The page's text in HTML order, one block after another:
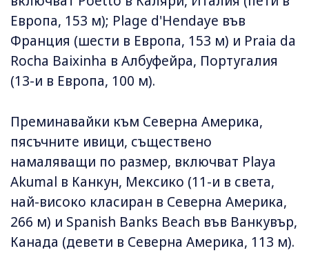
Европа, 153 м); Plage d'Hendaye във
Франция (шести в Европа, 153 м) и Praia da
Rocha Baixinha в Албуфейра, Португалия
(13-и в Европа, 100 м).
Преминавайки към Северна Америка,
пясъчните ивици, съществено
намаляващи по размер, включват Playa
Akumal в Канкун, Мексико (11-и в света,
най-високо класиран в Северна Америка,
266 м) и Spanish Banks Beach във Ванкувър,
Канада (девети в Северна Америка, 113 м).